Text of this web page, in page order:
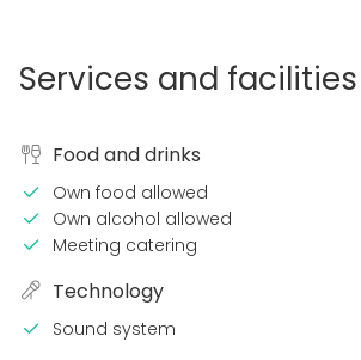
Services and facilities
Food and drinks
Own food allowed
Own alcohol allowed
Meeting catering
Technology
Sound system